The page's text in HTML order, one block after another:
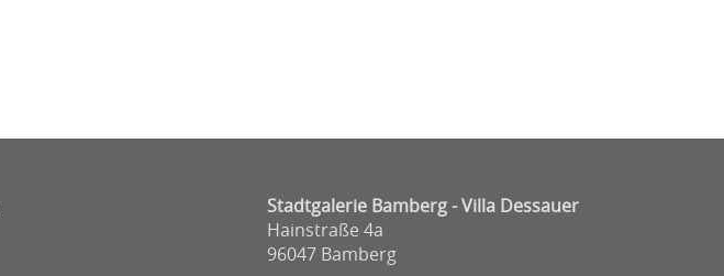
Stadtgalerie Bamberg - Villa Dessauer
Hainstraße 4a
96047 Bamberg